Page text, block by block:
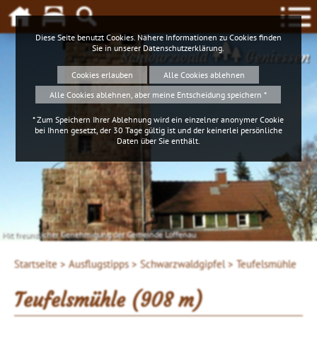
Schwarzwald Geniessen
Mit freundlicher Genehmigung der Gemeinde Loffenau
Startseite > Ausflugstipps > Schwarzwaldgipfel > Teufelsmühle
Teufelsmühle (908 m)
Diese Seite benutzt Cookies. Nähere Informationen zu Cookies finden
Sie in unserer Datenschutzerklärung.
Cookies erlauben
Alle Cookies ablehnen
Alle Cookies ablehnen, aber meine Entscheidung speichern *
* Zum Speichern Ihrer Ablehnung wird ein einzelner anonymer Cookie
bei Ihnen gesetzt, der 30 Tage gültig ist und der keinerlei persönliche
Daten über Sie enthält.